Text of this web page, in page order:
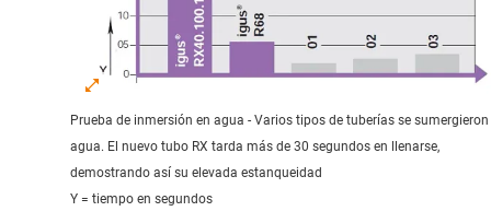
Prueba de inmersión en agua - Varios tipos de tuberías se sumergieron
agua. El nuevo tubo RX tarda más de 30 segundos en llenarse,
demostrando así su elevada estanqueidad
Y = tiempo en segundos